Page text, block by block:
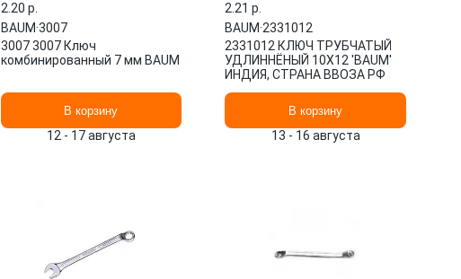
2.20 p.
BAUM·3007
3007 3007 Ключ
комбинированный 7 мм BAUM
В корзину
12 - 17 августа
2.21 p.
BAUM·2331012
2331012 КЛЮЧ ТРУБЧАТЫЙ
УДЛИННЁНЫЙ 10Х12 'BAUM'
ИНДИЯ, СТРАНА ВВОЗА РФ
В корзину
13 - 16 августа